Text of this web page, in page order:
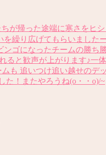
が帰った途端に寒さをヒ
繰り広げてもらいました
ゴになったチームの勝ち
ると歓声が上がります♪一
も 追いつけ追い越せのデ
た！またやろうね(o・・o)/~